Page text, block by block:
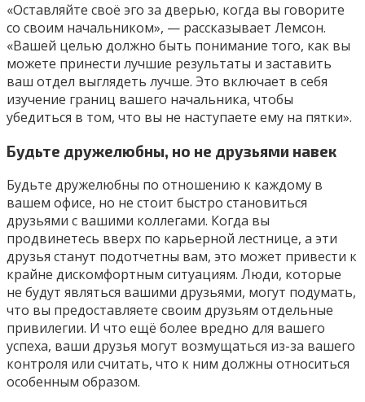
«Оставляйте своё эго за дверью, когда вы говорите
со своим начальником», — рассказывает Лемсон.
«Вашей целью должно быть понимание того, как вы
можете принести лучшие результаты и заставить
ваш отдел выглядеть лучше. Это включает в себя
изучение границ вашего начальника, чтобы
убедиться в том, что вы не наступаете ему на пятки».
Будьте дружелюбны, но не друзьями навек
Будьте дружелюбны по отношению к каждому в
вашем офисе, но не стоит быстро становиться
друзьями с вашими коллегами. Когда вы
продвинетесь вверх по карьерной лестнице, а эти
друзья станут подотчетны вам, это может привести к
крайне дискомфортным ситуациям. Люди, которые
не будут являться вашими друзьями, могут подумать,
что вы предоставляете своим друзьям отдельные
привилегии. И что ещё более вредно для вашего
успеха, ваши друзья могут возмущаться из-за вашего
контроля или считать, что к ним должны относиться
особенным образом.